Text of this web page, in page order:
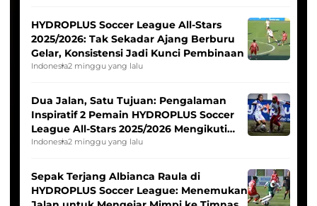
HYDROPLUS Soccer League All-Stars
2025/2026: Tak Sekadar Ajang Berburu
Gelar, Konsistensi Jadi Kunci Pembinaan
Indonesia2 minggu yang lalu
Dua Jalan, Satu Tujuan: Pengalaman
Inspiratif 2 Pemain HYDROPLUS Soccer
League All-Stars 2025/2026 Mengikuti
Seleksi Timnas Indonesia Putri
Indonesia2 minggu yang lalu
Sepak Terjang Albianca Raula di
HYDROPLUS Soccer League: Menemukan